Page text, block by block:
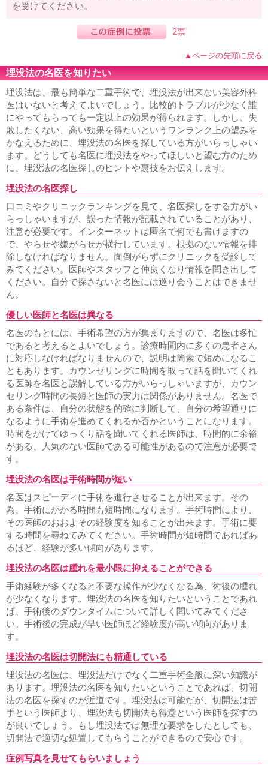
を受けてください。
2票
▲ページの先頭に戻る
埋没法の名医を知りたい
埋没法は、最も簡単な二重手術で、埋没法が出来ない美容外科
医はいないと考えてよいでしょう。比較的トラブルが少なく誰
にやってもらっても一定以上の効果が得られます。しかし、失
敗したくない、高い効果を得たいというワンランク上の望みを
かなえるために、埋没法の名医を探している方がいらっしゃい
ます。どうしても名医に埋没法をやってほしいと望む方のため
に、埋没法の名医探しのヒントや裏技をお伝えします。
埋没法の名医探し
口コミやクリニックランキングを見て、名医探しをする方がい
らっしゃいますが、誤った情報が記載されていることがあり、
注意が必要です。インターネットは匿名で何でも書けますの
で、やらせや嫌がらせが横行しています。根拠のない情報を排
除しなければなりません。面倒がらずにクリニックを受診して
みてください。医師やスタッフと仲良くなり情報を聞き出して
ください。自分で探さないと名医には巡り会うことはできませ
ん。
優しい医師と名医は異なる
名医のもとには、手術希望の方が集まりますので、名医は多忙
であると考えるとよいでしょう。診療時間内に多くの患者さん
に対応しなければなりませんので、説明は簡素で短めになるこ
ともあります。カウンセリングに時間を取って話を聞いてくれ
る医師を名医と誤解している方がいらっしゃいますが、カウン
セリング時間の長短と医師の実力は関係がありません。名医で
ある条件は、自分の状態を的確に判断して、自分の希望通りに
なるように手術を進めてくれるか否かということになります。
時間をかけてゆっくり話を聞いてくれる医師は、時間的に余裕
がある、人気のない医師である可能性があるので注意が必要で
す。
埋没法の名医は手術時間が短い
名医はスピーディに手術を進行させることが出来ます。その
為、手術にかかる時間も短時間になります。手術時間により、
その医師のおおよその経験度を知ることが出来ます。手術に要
する時間を尋ねてみてください。手術時間が短時間であればあ
るほど、経験が多い傾向があります。
埋没法の名医は腫れを最小限に抑えることができる
手術経験が多くなると不要な操作が少なくなる為、術後の腫れ
が少なくなります。埋没法の名医を知りたいということであれ
ば、手術後のダウンタイムについて詳しく聞いてみてくださ
い。手術後の完成が早い医師ほど経験度が高い傾向がありま
す。
埋没法の名医は切開法にも精通している
埋没法の名医は、埋没法だけでなく二重手術全般に深い知識が
あります。埋没法の名医を知りたいということであれば、切開
法の名医を探すのが近道です。埋没法は可能だが、切開法は苦
手という医師より、埋没法も切開法も得意という医師を探すの
が良いでしょう。もし埋没法では無理な要求をしたとしても、
切開法で適切な処置してもらうことができるので安心です。
症例写真を見せてもらいましょう